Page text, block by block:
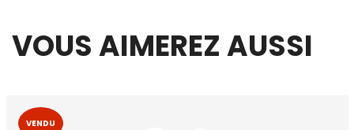
VOUS AIMEREZ AUSSI
VENDU